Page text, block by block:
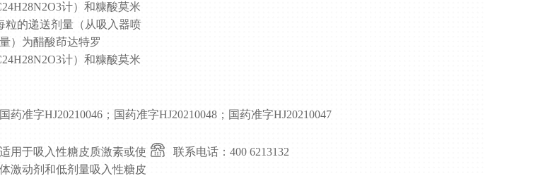
计）和糠酸莫米
粒的递送剂量（从吸入器喷
）为醋酸茚达特罗
计）和糠酸莫米
药准字HJ20210046；国药准字HJ20210048；国药准字HJ20210047
用于吸入性糖皮质激素或使
激动剂和低剂量吸入性糖皮
联系电话：400 6213132